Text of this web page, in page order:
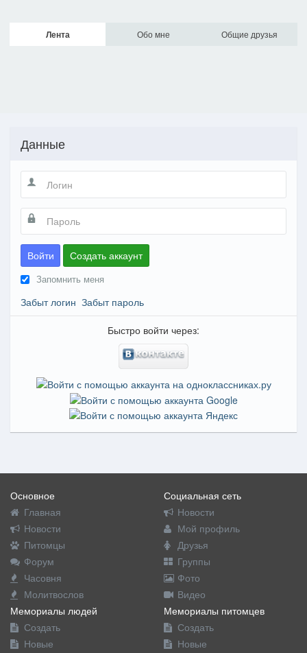
Лента Обо мне Общие друзья
Данные
Войти Создать аккаунт
Запомнить меня
Забыт логин Забыт пароль
Быстро войти через:
Основное
Главная
Новости
Питомцы
Форум
Часовня
Молитвослов
Социальная сеть
Новости
Мой профиль
Друзья
Группы
Фото
Видео
Мемориалы людей
Создать
Новые
Мемориалы питомцев
Создать
Новые